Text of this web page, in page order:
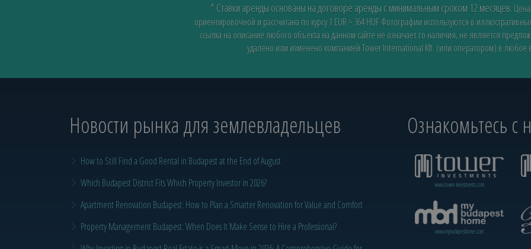
* Ставки аренды основаны на договоре аренды с минимальным сроком 12 месяцев.
ориентировочной и рассчитана по курсу 1 EUR = 364 HUFФотографии используются в
ссылка на описание любого объекта на данном сайте не означает го наличия, не является
удалено или изменено компанией Tower International Kft. (или оператором) в любое
Новости рынка для землевладельцев
How to Still Find a Good Rental in Budapest at the End of August
Which Budapest District Fits Which Property Investor in 2026?
Apartment Renovation Budapest: How to Plan a Smarter Renovation for Value and Comfort
Property Management Budapest: When Does It Make Sense to Hire a Professional?
Ознакомьтесь
www.tower-investments.com
www.mybudapesthome.com